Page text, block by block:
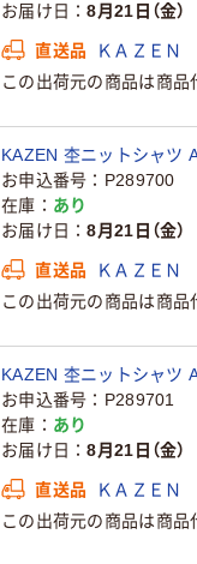
お届け日
8月21日（金）
直送品
ＫＡＺＥ
この出荷元の商品は商品
KAZEN 杢ニットシャツ
お申込番号
P289700
在庫
あり
お届け日
8月21日（金）
直送品
ＫＡＺＥ
この出荷元の商品は商品
KAZEN 杢ニットシャツ
お申込番号
P289701
在庫
あり
お届け日
8月21日（金）
直送品
ＫＡＺＥ
この出荷元の商品は商品